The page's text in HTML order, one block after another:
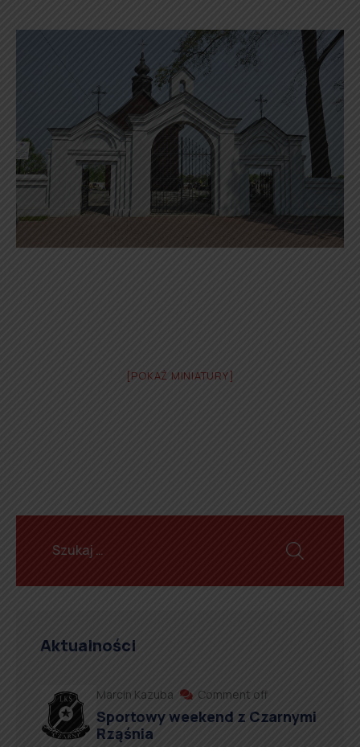
[POKAŻ MINIATURY]
Aktualności
Marcin Kazuba Comment off
Sportowy weekend z Czarnymi
Rząśnia